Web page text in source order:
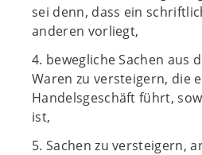
sei denn, dass ein
anderen vorliegt,
4. bewegliche Sachen aus
Waren zu versteigern, die
Handelsgeschäft führt,
ist,
5. Sachen zu versteigern,